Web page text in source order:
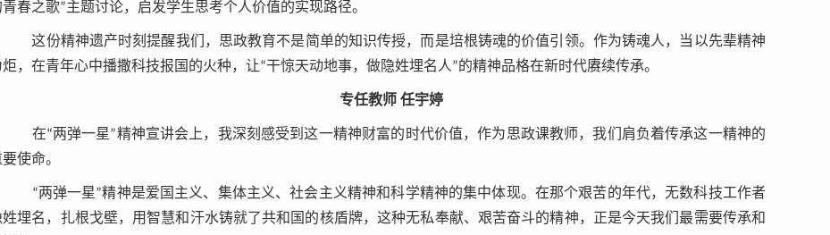
青春之歌”主题讨论，启发学生思考个人价值的实现路径。
这份精神遗产时刻提醒我们，思政教育不是简单的知识传授，而是培根铸魂的价值引领。作为铸魂人，当以先辈精神
炬，在青年心中播撒科技报国的火种，让“干惊天动地事，做隐姓埋名人”的精神品格在新时代赓续传承。
专任教师 任宇婷
在“两弹一星”精神宣讲会上，我深刻感受到这一精神财富的时代价值，作为思政课教师，我们肩负着传承这一精神的
要使命。
“两弹一星”精神是爱国主义、集体主义、社会主义精神和科学精神的集中体现。在那个艰苦的年代，无数科技工作者
姓埋名，扎根戈壁，用智慧和汗水铸就了共和国的核盾牌，这种无私奉献、艰苦奋斗的精神，正是今天我们最需要传承和